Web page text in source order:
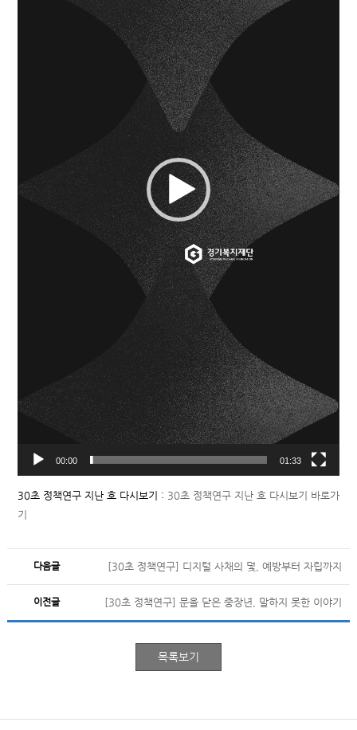
00:00 01:33
30초 정책연구 지난 호 다시보기 : 30초 정책연구 지난 호 다시보기 바로가
기
다음글 [30초 정책연구] 디지털 사채의 덫, 예방부터 자립까지
이전글 [30초 정책연구] 문을 닫은 중장년, 말하지 못한 이야기